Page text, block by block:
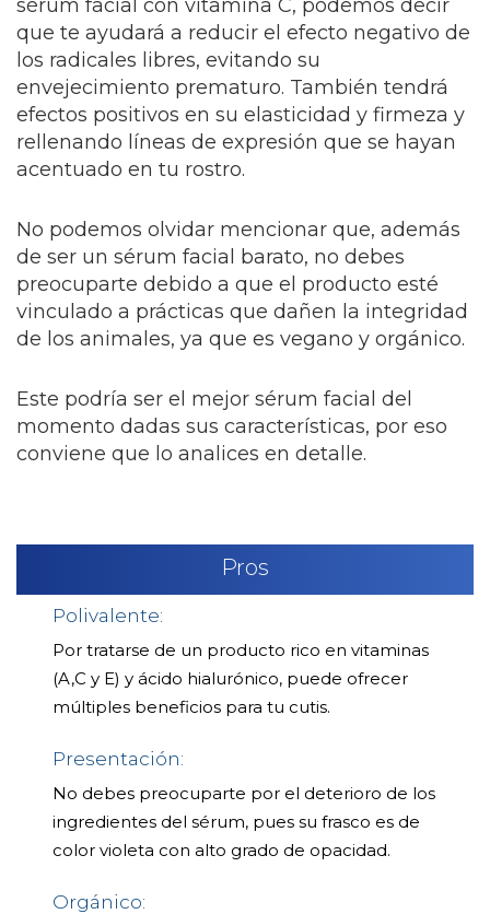
sérum facial con vitamina C, podemos decir
que te ayudará a reducir el efecto negativo de
los radicales libres, evitando su
envejecimiento prematuro. También tendrá
efectos positivos en su elasticidad y firmeza y
rellenando líneas de expresión que se hayan
acentuado en tu rostro.
No podemos olvidar mencionar que, además
de ser un sérum facial barato, no debes
preocuparte debido a que el producto esté
vinculado a prácticas que dañen la integridad
de los animales, ya que es vegano y orgánico.
Este podría ser el mejor sérum facial del
momento dadas sus características, por eso
conviene que lo analices en detalle.
Pros
Polivalente:
Por tratarse de un producto rico en vitaminas
(A,C y E) y ácido hialurónico, puede ofrecer
múltiples beneficios para tu cutis.
Presentación:
No debes preocuparte por el deterioro de los
ingredientes del sérum, pues su frasco es de
color violeta con alto grado de opacidad.
Orgánico: